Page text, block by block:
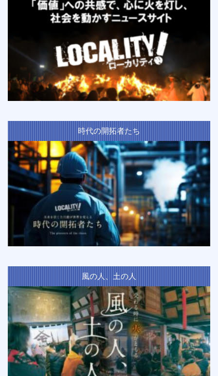
時代の開拓者たち
風の人、土の人